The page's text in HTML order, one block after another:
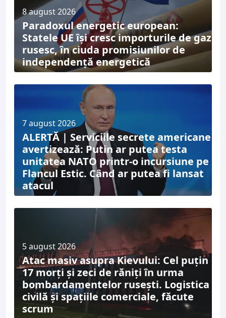
8 august 2026
Paradoxul energetic european:
Statele UE își cresc importurile de gaz
rusesc, în ciuda promisiunilor de
independență energetică
7 august 2026
ALERTĂ | Serviciile secrete americane
avertizează: Putin ar putea testa
unitatea NATO printr-o incursiune pe
Flancul Estic. Când ar putea fi lansat
atacul
5 august 2026
Atac masiv asupra Kievului: Cel puțin
17 morți și zeci de răniți în urma
bombardamentelor rusești. Logistica
civilă și spațiile comerciale, făcute
scrum